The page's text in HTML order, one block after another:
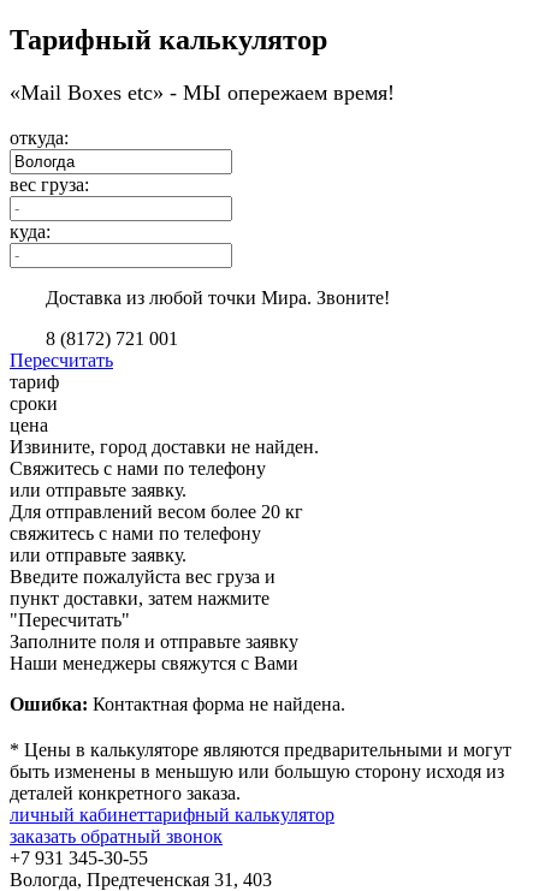
Тарифный калькулятор
«Мail Boxes etc» - МЫ опережаем время!
откуда:
вес груза:
куда:
Доставка из любой точки Мира. Звоните!
8 (8172) 721 001
Пересчитать
тариф
сроки
цена
Извините, город доставки не найден.
Свяжитесь с нами по телефону
или отправьте заявку.
Для отправлений весом более 20 кг
свяжитесь с нами по телефону
или отправьте заявку.
Введите пожалуйста вес груза и
пункт доставки, затем нажмите
"Пересчитать"
Заполните поля и отправьте заявку
Наши менеджеры свяжутся с Вами
Ошибка: Контактная форма не найдена.
* Цены в калькуляторе являются предварительными и могут
быть изменены в меньшую или большую сторону исходя из
деталей конкретного заказа.
личный кабинеттарифный калькулятор
заказать обратный звонок
+7 931 345-30-55
Вологда, Предтеченская 31, 403